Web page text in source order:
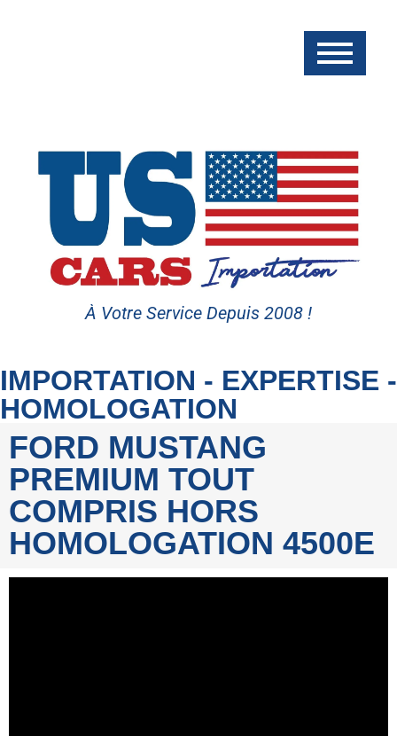
À Votre Service Depuis 2008 !
IMPORTATION - EXPERTISE -
HOMOLOGATION
FORD MUSTANG
PREMIUM TOUT
COMPRIS HORS
HOMOLOGATION 4500E